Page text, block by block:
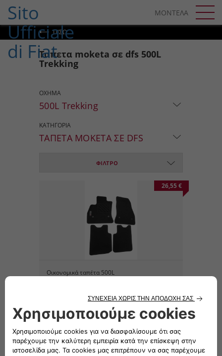
ΜΟΝΤΕΛΑ
SKIP TO NAVIGATION
ΠΊΣΩ
Ταπετα moketa σε dfs 500L
Trekking
ΟΧΗΜΑ
500L Trekking
ΚΑΤΗΓΟΡΙΑ
ΤΑΠΕΤΑ MOKETA ΣΕ DFS
ΦΙΛΤΡΟ
26,55 €
Οικονομικά ταπέτα 500L
ΚΑΤΕΒΑΣΜΑ ΚΑΤΑΛΟΓΟΥ